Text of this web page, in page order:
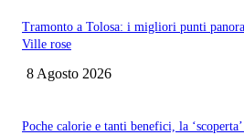
Tramonto a Tolosa: i migliori punti
Ville rose
8 Agosto 2026
Poche calorie e tanti benefici, la